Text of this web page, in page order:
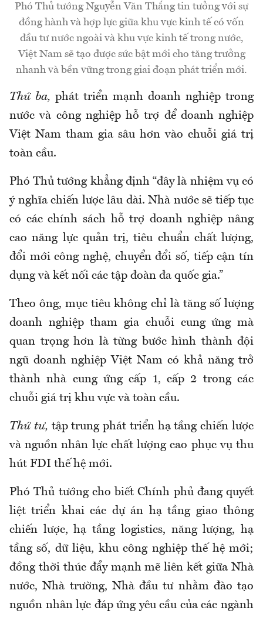
Phó Thủ tướng Nguyễn Văn Thắng tin tưởng với sự
đồng hành và hợp lực giữa khu vực kinh tế có vốn
đầu tư nước ngoài và khu vực kinh tế trong nước,
Việt Nam sẽ tạo được sức bật mới cho tăng trưởng
nhanh và bền vững trong giai đoạn phát triển mới.
Thứ ba, phát triển mạnh doanh nghiệp trong
nước và công nghiệp hỗ trợ để doanh nghiệp
Việt Nam tham gia sâu hơn vào chuỗi giá trị
toàn cầu.
Phó Thủ tướng khẳng định “đây là nhiệm vụ có
ý nghĩa chiến lược lâu dài. Nhà nước sẽ tiếp tục
có các chính sách hỗ trợ doanh nghiệp nâng
cao năng lực quản trị, tiêu chuẩn chất lượng,
đổi mới công nghệ, chuyển đổi số, tiếp cận tín
dụng và kết nối các tập đoàn đa quốc gia.”
Theo ông, mục tiêu không chỉ là tăng số lượng
doanh nghiệp tham gia chuỗi cung ứng mà
quan trọng hơn là từng bước hình thành đội
ngũ doanh nghiệp Việt Nam có khả năng trở
thành nhà cung ứng cấp 1, cấp 2 trong các
chuỗi giá trị khu vực và toàn cầu.
Thứ tư, tập trung phát triển hạ tầng chiến lược
và nguồn nhân lực chất lượng cao phục vụ thu
hút FDI thế hệ mới.
Phó Thủ tướng cho biết Chính phủ đang quyết
liệt triển khai các dự án hạ tầng giao thông
chiến lược, hạ tầng logistics, năng lượng, hạ
tầng số, dữ liệu, khu công nghiệp thế hệ mới;
đồng thời thúc đẩy mạnh mẽ liên kết giữa Nhà
nước, Nhà trường, Nhà đầu tư nhằm đào tạo
nguồn nhân lực đáp ứng yêu cầu của các ngành